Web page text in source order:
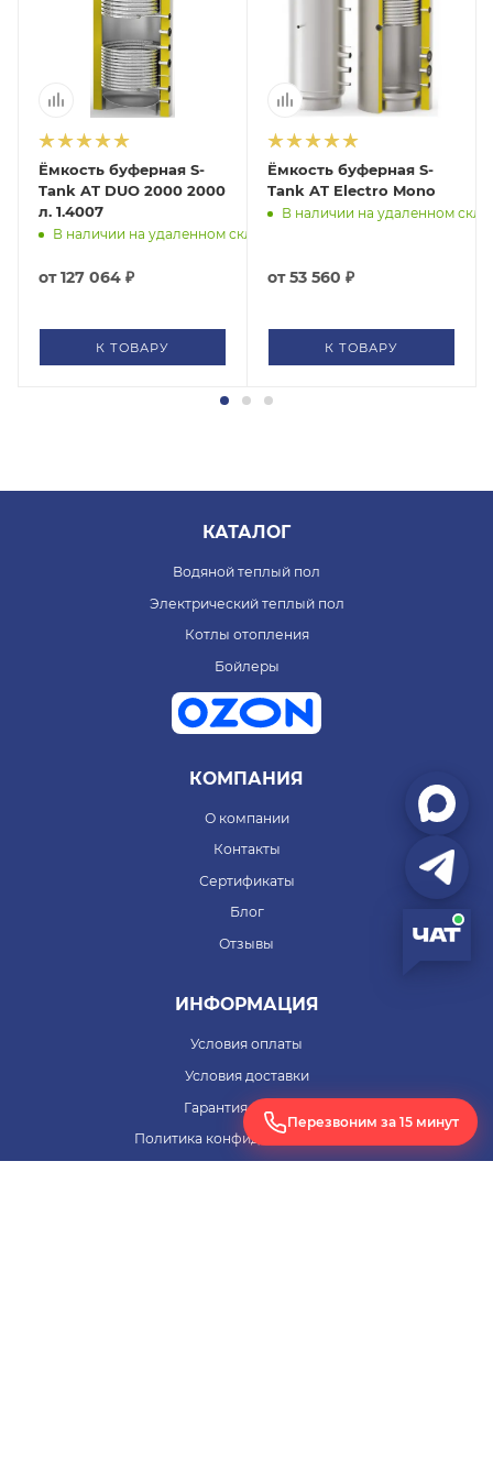
Производительность теплообменника: 837 л/ч(для
300) / 1116 л/ч
С наружной стороны баки в стандартном
исполнении объемом до 1500 л включительно
защищены пластиковой обшивкой
Упаковка и транспортировка:
Усиленная
деревянная упаковка, вертикальная/горизонтальная
перевозка до 1000 л.
Ёмкость буферная S-
Tank AT DUO 2000 2000
л. 1.4007
В наличии на удаленном складе
от127 064 ₽
К ТОВАРУ
Ёмкость буферная S-
Tank AT Electro Mono
В наличии на удаленном
от53 560 ₽
К ТОВАРУ
КАТАЛОГ
Водяной теплый пол
Электрический теплый пол
Котлы отопления
Бойлеры
КОМПАНИЯ
О компании
Контакты
Сертификаты
Блог
Отзывы
ИНФОРМАЦИЯ
Условия оплаты
Условия доставки
Гарантия на товар
Политика конфиденциальности
Перезвоним за 15 минут